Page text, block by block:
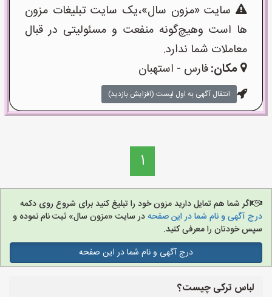
سایت «مزون سال»،یک سایت تبلیغات مزون
ها است وهیچ‌گونه منفعت و مسئولیتی در قبال
معاملات شما ندارد.
مکان:فارس - استهبان
انتقال آگهی به اول لیست (افزایش بازدید)
1
اگر شما هم تمایل دارید مزون خود را تبلیغ کنید برای شروع روی دکمه
درج آگهی و نام شما در این صفحهدر سایت «مزون سال» ثبت نام نموده و
سپس خودتان را معرفی کنید.
درج آگهی و نام شما در این صفحه
لباس ترکی چیست؟